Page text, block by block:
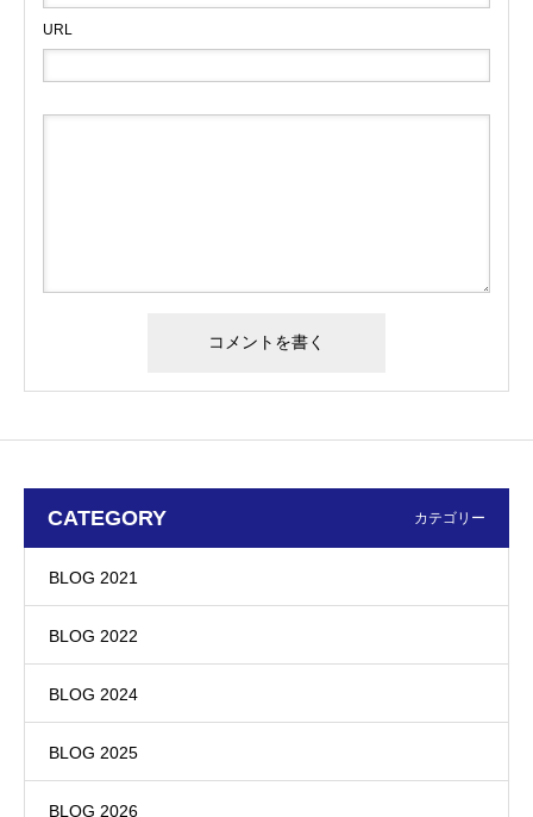
URL
CATEGORY カテゴリー
BLOG 2021
BLOG 2022
BLOG 2024
BLOG 2025
BLOG 2026